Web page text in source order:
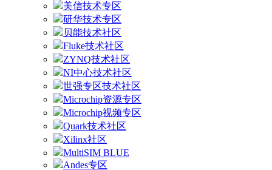
美信技术专区
研华技术专区
贝能技术社区
Fluke技术社区
ZYNQ技术社区
NI中心技术社区
世强专区技术社区
Microchip资源专区
Microchip视频专区
Quark技术社区
Xilinx社区
MultiSIM BLUE
Andes专区